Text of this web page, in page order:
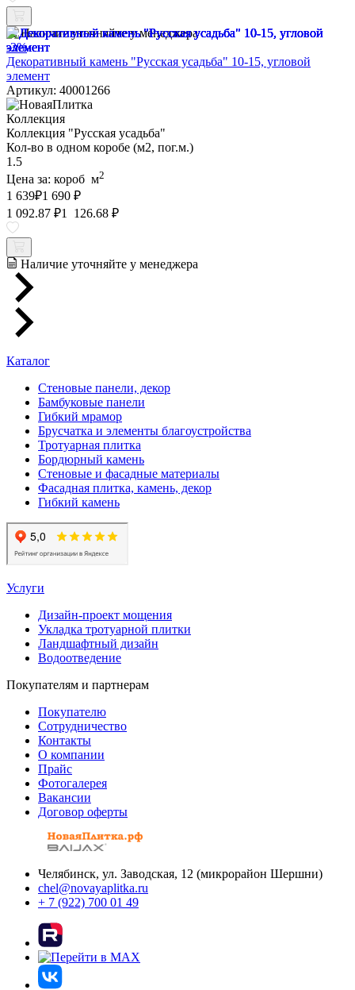
Наличие уточняйте у менеджера
-3%
Декоративный камень "Русская усадьба" 10-15, угловой
элемент
Артикул: 40001266
Коллекция
Коллекция "Русская усадьба"
Кол-во в одном коробе (м2, пог.м.)
1.5
Цена за: короб м2
1 639₽1 690 ₽
1 092.87 ₽1 126.68 ₽
Наличие уточняйте у менеджера
Каталог
Стеновые панели, декор
Бамбуковые панели
Гибкий мрамор
Брусчатка и элементы благоустройства
Тротуарная плитка
Бордюрный камень
Стеновые и фасадные материалы
Фасадная плитка, камень, декор
Гибкий камень
Услуги
Дизайн-проект мощения
Укладка тротуарной плитки
Ландшафтный дизайн
Водоотведение
Покупателям и партнерам
Покупателю
Сотрудничество
Контакты
О компании
Прайс
Фотогалерея
Вакансии
Договор оферты
Челябинск, ул. Заводская, 12 (микрорайон Шершни)
chel@novayaplitka.ru
+ 7 (922) 700 01 49